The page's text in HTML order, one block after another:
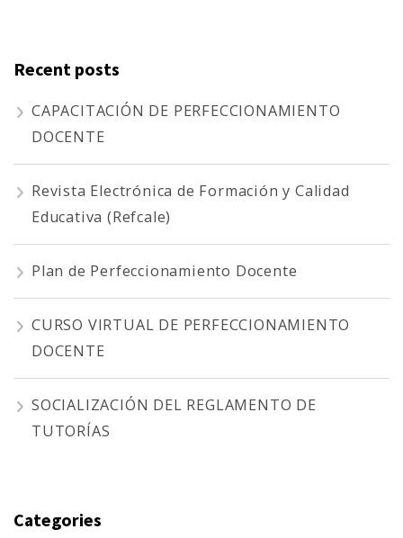
Recent posts
CAPACITACIÓN DE PERFECCIONAMIENTO
DOCENTE
Revista Electrónica de Formación y Calidad
Educativa (Refcale)
Plan de Perfeccionamiento Docente
CURSO VIRTUAL DE PERFECCIONAMIENTO
DOCENTE
SOCIALIZACIÓN DEL REGLAMENTO DE
TUTORÍAS
Categories